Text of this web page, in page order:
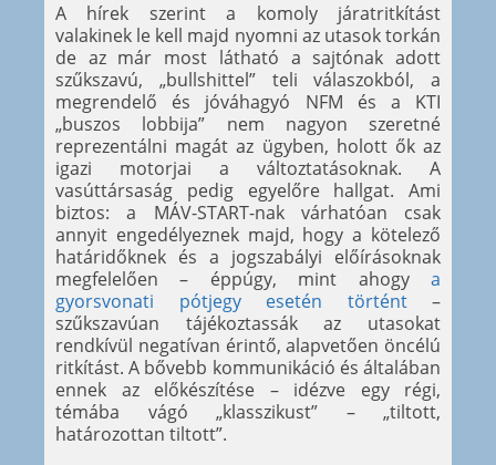
A hírek szerint a komoly járatritkítást
valakinek le kell majd nyomni az utasok torkán
de az már most látható a sajtónak adott
szűkszavú, „bullshittel” teli válaszokból, a
megrendelő és jóváhagyó NFM és a KTI
„buszos lobbija” nem nagyon szeretné
reprezentálni magát az ügyben, holott ők az
igazi motorjai a változtatásoknak. A
vasúttársaság pedig egyelőre hallgat. Ami
biztos: a MÁV-START-nak várhatóan csak
annyit engedélyeznek majd, hogy a kötelező
határidőknek és a jogszabályi előírásoknak
megfelelően – éppúgy, mint ahogy a
gyorsvonati pótjegy esetén történt–
szűkszavúan tájékoztassák az utasokat
rendkívül negatívan érintő, alapvetően öncélú
ritkítást. A bővebb kommunikáció és általában
ennek az előkészítése – idézve egy régi,
témába vágó „klasszikust” – „tiltott,
határozottan tiltott”.